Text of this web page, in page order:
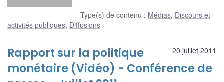
Type(s) de contenu : Médias, Discours et
activités publiques, Diffusions
20 juillet 2011
Rapport sur la politique
monétaire (Vidéo) - Conférence de